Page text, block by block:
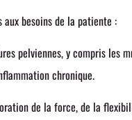
aux besoins de la patiente :
pelviennes, y compris les
chronique.
de la force, de la